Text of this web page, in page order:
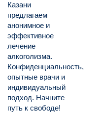
Казани
предлагаем
анонимное и
эффективное
лечение
алкоголизма.
Конфиденциальность,
опытные врачи и
индивидуальный
подход. Начните
путь к свободе!